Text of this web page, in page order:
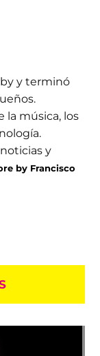
y terminó
la música, los
y
by Francisco